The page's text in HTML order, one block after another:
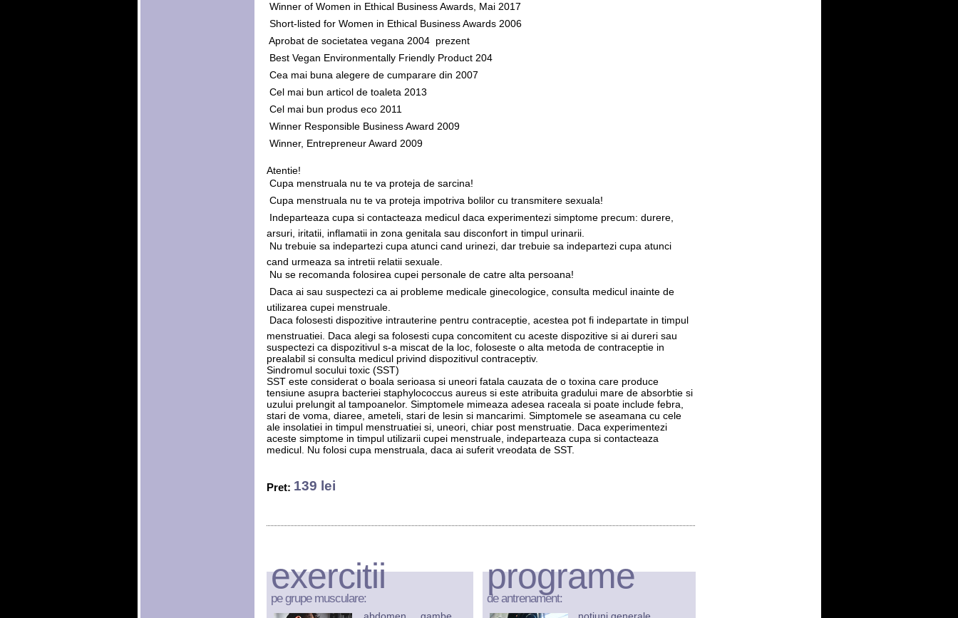
 Winner of Women in Ethical Business Awards, Mai 2017
 Short-listed for Women in Ethical Business Awards 2006
 Aprobat de societatea vegana 2004  prezent
 Best Vegan Environmentally Friendly Product 204
 Cea mai buna alegere de cumparare din 2007
 Cel mai bun articol de toaleta 2013
 Cel mai bun produs eco 2011
 Winner Responsible Business Award 2009
 Winner, Entrepreneur Award 2009
Atentie!
 Cupa menstruala nu te va proteja de sarcina!
 Cupa menstruala nu te va proteja impotriva bolilor cu transmitere sexuala!
 Indeparteaza cupa si contacteaza medicul daca experimentezi simptome precum: durere,
arsuri, iritatii, inflamatii in zona genitala sau disconfort in timpul urinarii.
 Nu trebuie sa indepartezi cupa atunci cand urinezi, dar trebuie sa indepartezi cupa atunci
cand urmeaza sa intretii relatii sexuale.
 Nu se recomanda folosirea cupei personale de catre alta persoana!
 Daca ai sau suspectezi ca ai probleme medicale ginecologice, consulta medicul inainte de
utilizarea cupei menstruale.
 Daca folosesti dispozitive intrauterine pentru contraceptie, acestea pot fi indepartate in timpul
menstruatiei. Daca alegi sa folosesti cupa concomitent cu aceste dispozitive si ai dureri sau
suspectezi ca dispozitivul s-a miscat de la loc, foloseste o alta metoda de contraceptie in
prealabil si consulta medicul privind dispozitivul contraceptiv.
Sindromul socului toxic (SST)
SST este considerat o boala serioasa si uneori fatala cauzata de o toxina care produce
tensiune asupra bacteriei staphylococcus aureus si este atribuita gradului mare de absorbtie si
uzului prelungit al tampoanelor. Simptomele mimeaza adesea raceala si poate include febra,
stari de voma, diaree, ameteli, stari de lesin si mancarimi. Simptomele se aseamana cu cele
ale insolatiei in timpul menstruatiei si, uneori, chiar post menstruatie. Daca experimentezi
aceste simptome in timpul utilizarii cupei menstruale, indeparteaza cupa si contacteaza
medicul. Nu folosi cupa menstruala, daca ai suferit vreodata de SST.
Pret: 139 lei
exercitii
pe grupe musculare:
programe
de antrenament: